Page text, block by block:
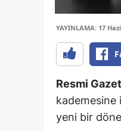
YAYINLAMA: 17
Resmi
kademesine
yeni bir